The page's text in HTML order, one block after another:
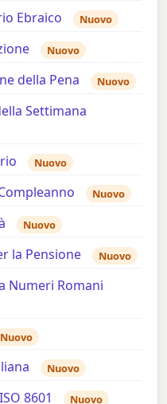
Ebraico Nuovo
Nuovo
della Pena Nuovo
Settimana
Nuovo
Nuovo
Nuovo
la Pensione Nuovo
Numeri Romani
Nuovo
Nuovo
8601 Nuovo